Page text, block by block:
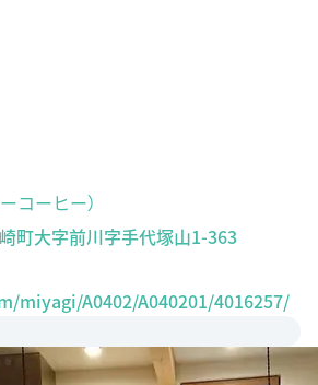
コーヒー）
町大字前川字手代塚山1-363
miyagi/A0402/A040201/4016257/